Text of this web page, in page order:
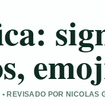
REVISADO POR NICOLAS